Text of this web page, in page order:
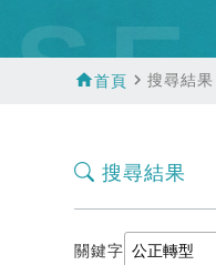
home首頁 navigate_next搜尋結果
搜尋結果
關鍵字